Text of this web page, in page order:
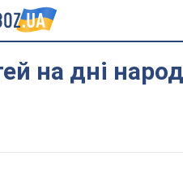
на дні